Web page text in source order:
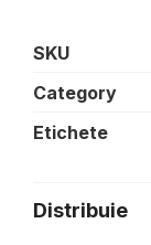
SKU
Category
Etichete
Distribuie